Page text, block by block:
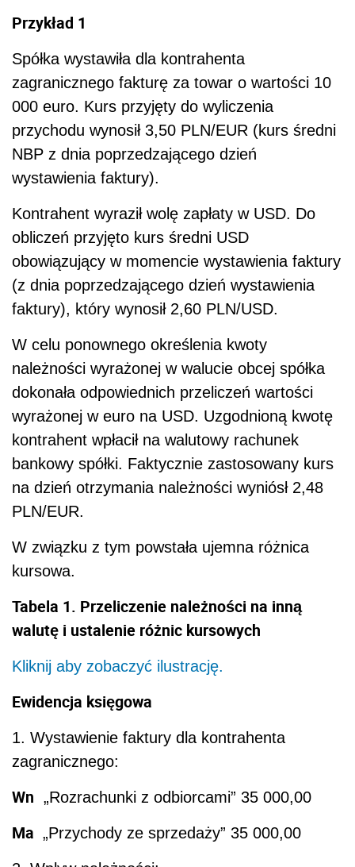
Przykład 1
Spółka wystawiła dla kontrahenta
zagranicznego fakturę za towar o wartości 10
000 euro. Kurs przyjęty do wyliczenia
przychodu wynosił 3,50 PLN/EUR (kurs średni
NBP z dnia poprzedzającego dzień
wystawienia faktury).
Kontrahent wyraził wolę zapłaty w USD. Do
obliczeń przyjęto kurs średni USD
obowiązujący w momencie wystawienia faktury
(z dnia poprzedzającego dzień wystawienia
faktury), który wynosił 2,60 PLN/USD.
W celu ponownego określenia kwoty
należności wyrażonej w walucie obcej spółka
dokonała odpowiednich przeliczeń wartości
wyrażonej w euro na USD. Uzgodnioną kwotę
kontrahent wpłacił na walutowy rachunek
bankowy spółki. Faktycznie zastosowany kurs
na dzień otrzymania należności wyniósł 2,48
PLN/EUR.
W związku z tym powstała ujemna różnica
kursowa.
Tabela 1. Przeliczenie należności na inną
walutę i ustalenie różnic kursowych
Kliknij aby zobaczyć ilustrację.
Ewidencja księgowa
1. Wystawienie faktury dla kontrahenta
zagranicznego:
Wn „Rozrachunki z odbiorcami” 35 000,00
Ma „Przychody ze sprzedaży” 35 000,00